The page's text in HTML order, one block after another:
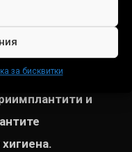
за бисквитки
върху
те
във
и